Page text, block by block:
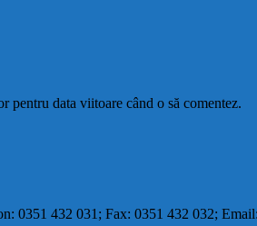
pentru data viitoare când o să comentez.
0351 432 031; Fax: 0351 432 032;